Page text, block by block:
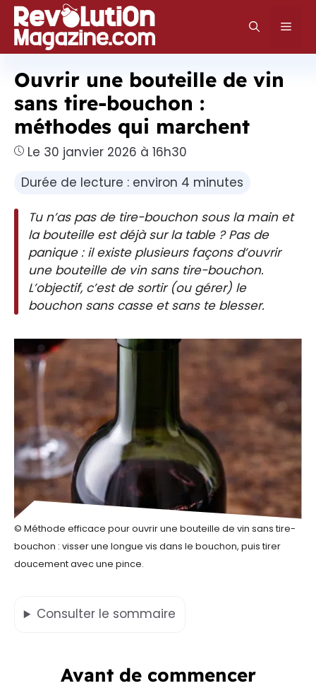
Aller
au
contenu
Ouvrir une bouteille de vin
sans tire-bouchon :
méthodes qui marchent
Le 30 janvier 2026 à 16h30
Durée de lecture : environ 4 minutes
Tu n’as pas de tire-bouchon sous la main et
la bouteille est déjà sur la table ? Pas de
panique : il existe plusieurs façons d’ouvrir
une bouteille de vin sans tire-bouchon.
L’objectif, c’est de sortir (ou gérer) le
bouchon sans casse et sans te blesser.
© Méthode efficace pour ouvrir une bouteille de vin sans tire-
bouchon : visser une longue vis dans le bouchon, puis tirer
doucement avec une pince.
Consulter le sommaire
Avant de commencer